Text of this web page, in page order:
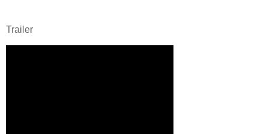
Trailer